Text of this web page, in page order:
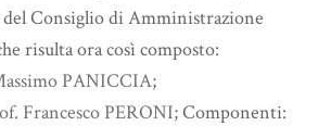
Consiglio di Amministrazione
risulta ora così composto:
PANICCIA;
Francesco PERONI; Componenti: